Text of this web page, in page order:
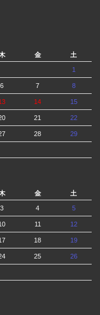
金 土
1
6 7 8
14 15
21 22
28 29
金 土
3 4 5
11 12
18 19
25 26